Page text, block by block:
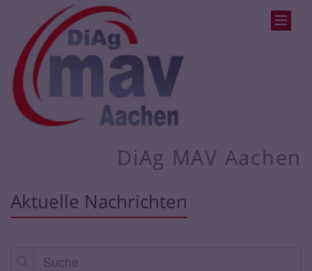
DiAg MAV Aachen
Aktuelle Nachrichten